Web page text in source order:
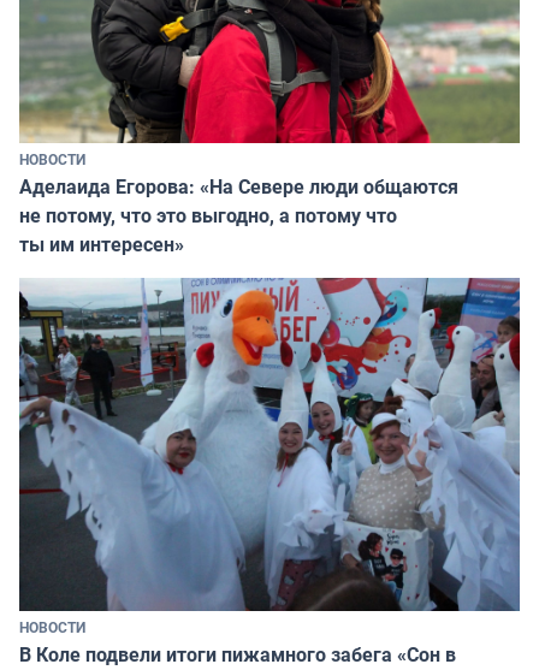
НОВОСТИ
Аделаида Егорова: «На Севере люди общаются
не потому, что это выгодно, а потому что
ты им интересен»
НОВОСТИ
В Коле подвели итоги пижамного забега «Сон в